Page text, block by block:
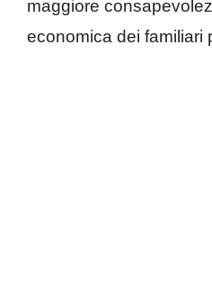
maggiore
economica dei familiari